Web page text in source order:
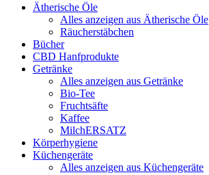
Ätherische Öle
Alles anzeigen aus Ätherische Öle
Räucherstäbchen
Bücher
CBD Hanfprodukte
Getränke
Alles anzeigen aus Getränke
Bio-Tee
Fruchtsäfte
Kaffee
MilchERSATZ
Körperhygiene
Küchengeräte
Alles anzeigen aus Küchengeräte